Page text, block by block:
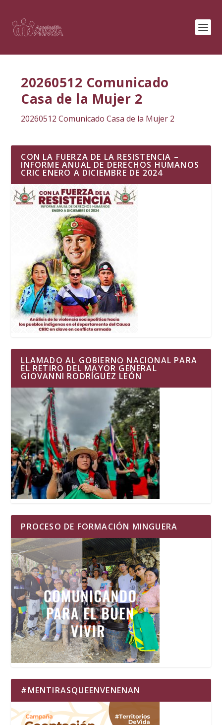
20260512 Comunicado
Casa de la Mujer 2
20260512 Comunicado Casa de la Mujer 2
CON LA FUERZA DE LA RESISTENCIA –
INFORME ANUAL DE DERECHOS HUMANOS
CRIC ENERO A DICIEMBRE DE 2024
LLAMADO AL GOBIERNO NACIONAL PARA
EL RETIRO DEL MAYOR GENERAL
GIOVANNI RODRÍGUEZ LEÓN
PROCESO DE FORMACIÓN MINGUERA
#MENTIRASQUEENVENENAN